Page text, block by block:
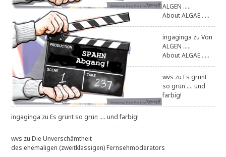
ALGEN .....
About ALGAE .....
ingaginga zuVon
ALGEN .....
About ALGAE .....
wvs zuEs grünt
so grün .... und
farbig!
ingaginga zuEs grünt so grün .... und farbig!
wvs zuDie Unverschämtheit
des ehemaligen (zweitklassigen) Fernsehmoderators